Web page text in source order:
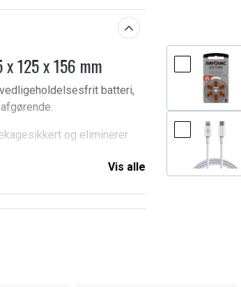
x 125 x 156 mm
batteri,
og eliminerer
for det
på, at din maskine
Vis alle